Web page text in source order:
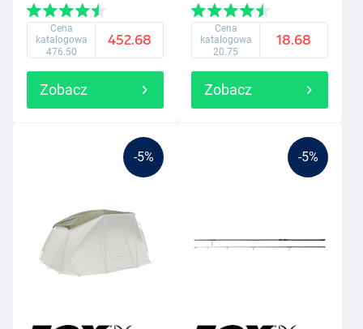
Cena
katalogowa
476.50
452.68
Zobacz
Cena
katalogowa
20.75
18.68
Zobacz
-5% -5%